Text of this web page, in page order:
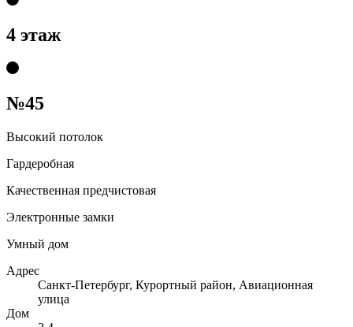
4 этаж
№45
Высокий потолок
Гардеробная
Качественная предчистовая
Электронные замки
Умный дом
Адрес
Санкт-Петербург, Курортный район, Авиационная
улица
Дом